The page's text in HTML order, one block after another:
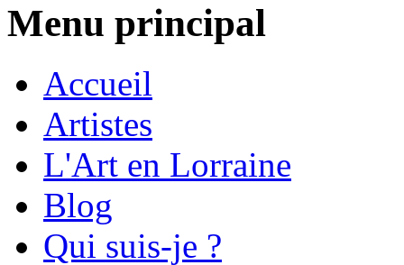
Menu principal
Accueil
Artistes
L'Art en Lorraine
Blog
Qui suis-je ?